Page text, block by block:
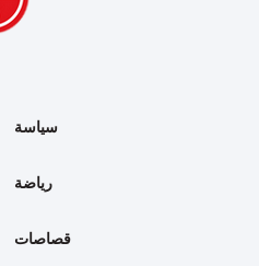
سياسة
رياضة
قصاصات